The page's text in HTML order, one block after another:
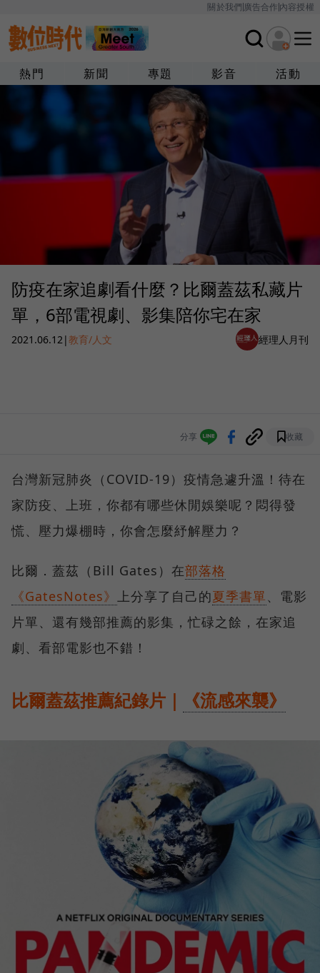
關於我們廣告合作內容授權
熱門 新聞 專題 影音 活動
防疫在家追劇看什麼？比爾蓋茲私藏片
單，6部電視劇、影集陪你宅在家
2021.06.12 |教育/人文 經理人月刊
分享 收藏
台灣新冠肺炎（COVID-19）疫情急遽升溫！待在
家防疫、上班，你都有哪些休閒娛樂呢？悶得發
慌、壓力爆棚時，你會怎麼紓解壓力？
比爾．蓋茲（Bill Gates）在部落格
《GatesNotes》 上分享了自己的夏季書單、電影
片單、還有幾部推薦的影集，忙碌之餘，在家追
劇、看部電影也不錯！
比爾蓋茲推薦紀錄片｜ 《流感來襲》